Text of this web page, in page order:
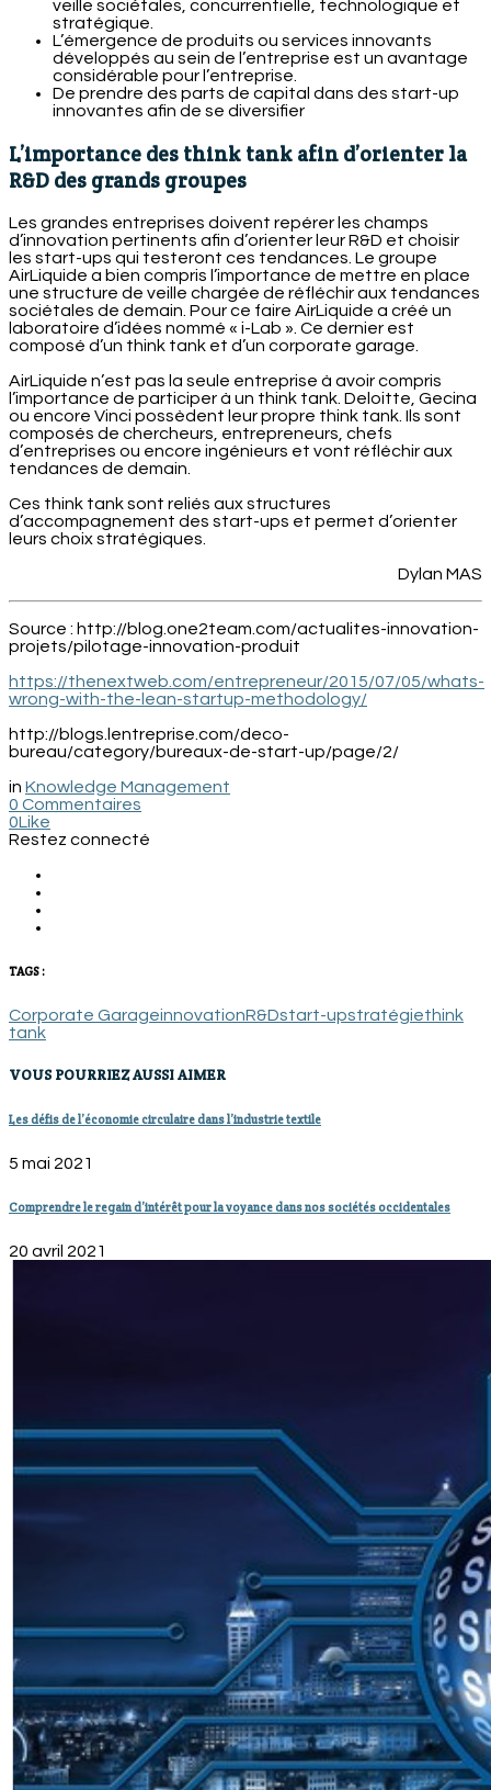
veille sociétales, concurrentielle, technologique et
stratégique.
L’émergence de produits ou services innovants
développés au sein de l’entreprise est un avantage
considérable pour l’entreprise.
De prendre des parts de capital dans des start-up
innovantes afin de se diversifier
L’importance des think tank afin d’orienter la
R&D des grands groupes
Les grandes entreprises doivent repérer les champs
d’innovation pertinents afin d’orienter leur R&D et choisir
les start-ups qui testeront ces tendances. Le groupe
AirLiquide a bien compris l’importance de mettre en place
une structure de veille chargée de réfléchir aux tendances
sociétales de demain. Pour ce faire AirLiquide a créé un
laboratoire d’idées nommé « i-Lab ». Ce dernier est
composé d’un think tank et d’un corporate garage.
AirLiquide n’est pas la seule entreprise à avoir compris
l’importance de participer à un think tank. Deloitte, Gecina
ou encore Vinci possèdent leur propre think tank. Ils sont
composés de chercheurs, entrepreneurs, chefs
d’entreprises ou encore ingénieurs et vont réfléchir aux
tendances de demain.
Ces think tank sont reliés aux structures
d’accompagnement des start-ups et permet d’orienter
leurs choix stratégiques.
Dylan MAS
Source : http://blog.one2team.com/actualites-innovation-
projets/pilotage-innovation-produit
https://thenextweb.com/entrepreneur/2015/07/05/whats-
wrong-with-the-lean-startup-methodology/
http://blogs.lentreprise.com/deco-
bureau/category/bureaux-de-start-up/page/2/
in Knowledge Management
0 Commentaires
0Like
Restez connecté
TAGS :
Corporate GarageinnovationR&Dstart-upstratégiethink
tank
VOUS POURRIEZ AUSSI AIMER
Les défis de l’économie circulaire dans l’industrie textile
5 mai 2021
Comprendre le regain d’intérêt pour la voyance dans nos sociétés occidentales
20 avril 2021